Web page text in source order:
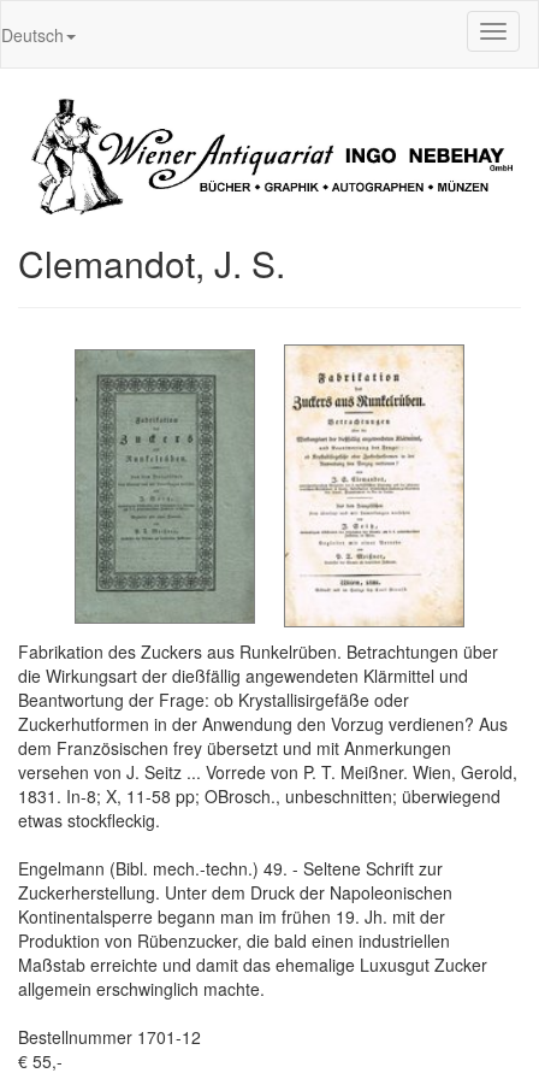
Deutsch
Clemandot, J. S.
Fabrikation des Zuckers aus Runkelrüben. Betrachtungen über
die Wirkungsart der dießfällig angewendeten Klärmittel und
Beantwortung der Frage: ob Krystallisirgefäße oder
Zuckerhutformen in der Anwendung den Vorzug verdienen? Aus
dem Französischen frey übersetzt und mit Anmerkungen
versehen von J. Seitz ... Vorrede von P. T. Meißner. Wien, Gerold,
1831. In-8; X, 11-58 pp; OBrosch., unbeschnitten; überwiegend
etwas stockfleckig.
Engelmann (Bibl. mech.-techn.) 49. - Seltene Schrift zur
Zuckerherstellung. Unter dem Druck der Napoleonischen
Kontinentalsperre begann man im frühen 19. Jh. mit der
Produktion von Rübenzucker, die bald einen industriellen
Maßstab erreichte und damit das ehemalige Luxusgut Zucker
allgemein erschwinglich machte.
Bestellnummer 1701-12
€ 55,-